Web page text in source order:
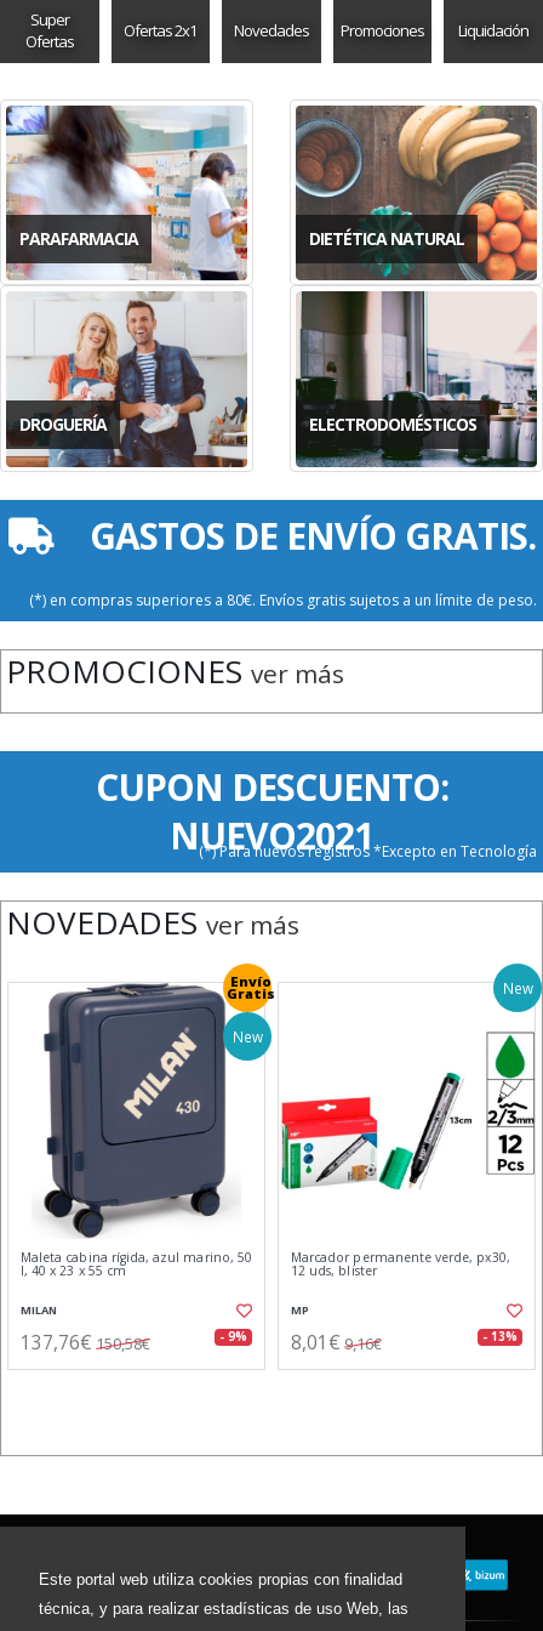
Este portal web utiliza cookies propias con finalidad
técnica, y para realizar estadísticas de uso Web, las
Super
Ofertas
Ofertas 2x1 Novedades Promociones Liquidación
PARAFARMACIA DIETÉTICA NATURAL
DROGUERÍA ELECTRODOMÉSTICOS
GASTOS DE ENVÍO GRATIS.
(*) en compras superiores a 80€. Envíos gratis sujetos a un límite de peso.
PROMOCIONES ver más
CUPON DESCUENTO:
NUEVO2021
(*) Para nuevos registros *Excepto en Tecnología
NOVEDADES ver más
Envío
Gratis
New
Maleta cabina rígida, azul marino, 50
l, 40 x 23 x 55 cm
MILAN
137,76€ 150,58€ - 9%
New
Marcador permanente verde, px30,
12 uds, blister
MP
8,01€ 9,16€ - 13%